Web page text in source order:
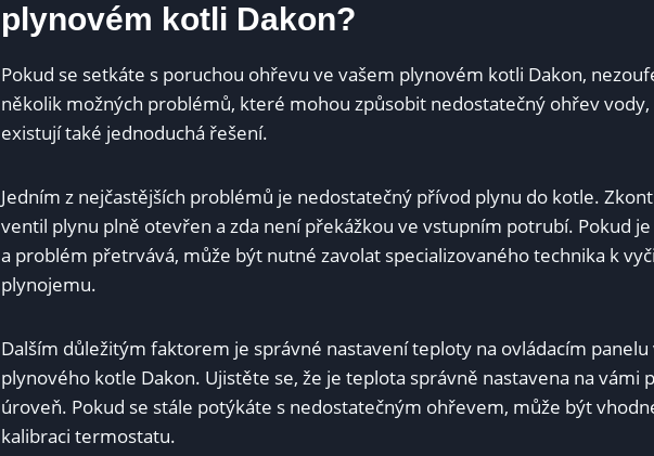
plynovém kotli Dakon?
Pokud se setkáte s poruchou ohřevu ve vašem plynovém kotli Dakon,
několik možných problémů, které mohou způsobit nedostatečný ohřev vody,
existují také jednoduchá řešení.
Jedním z nejčastějších problémů je nedostatečný přívod plynu do kotle.
ventil plynu plně otevřen a zda není překážkou ve vstupním potrubí. Pokud
a problém přetrvává, může být nutné zavolat specializovaného technika k
plynojemu.
Dalším důležitým faktorem je správné nastavení teploty na ovládacím panelu
plynového kotle Dakon. Ujistěte se, že je teplota správně nastavena na vámi
úroveň. Pokud se stále potýkáte s nedostatečným ohřevem, může být
kalibraci termostatu.